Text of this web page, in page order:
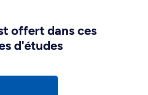
offert dans ces
d'études